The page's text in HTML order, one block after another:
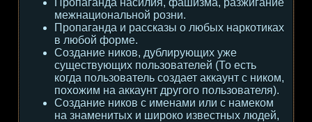
Пропаганда насилия, фашизма, разжигание
межнациональной розни.
Пропаганда и рассказы о любых наркотиках
в любой форме.
Создание ников, дублирующих уже
существующих пользователей (То есть
когда пользователь создает аккаунт с ником,
похожим на аккаунт другого пользователя).
Создание ников с именами или с намеком
на знаменитых и широко известных людей,